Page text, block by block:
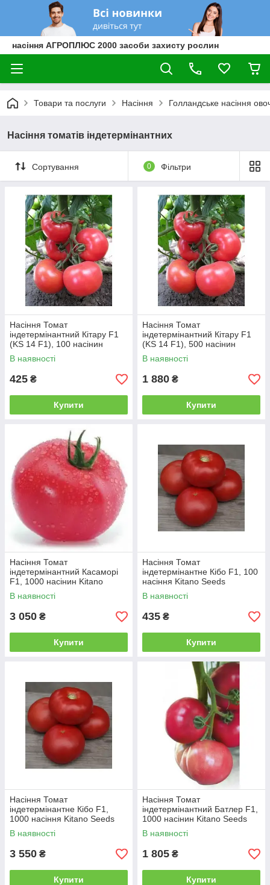
насіння АГРОПЛЮС 2000 засоби захисту рослин
Товари та послуги Насіння Голландське насіння
Насіння томатів індетермінантних
Сортування 0 Фільтри
Насіння Томат
індетермінантний Кітару F1
(KS 14 F1), 100 насінин
Kitano Seeds
В наявності
425 ₴
Купити
Насіння Томат
індетермінантний Кітару F1
(KS 14 F1), 500 насінин
Kitano Seeds
В наявності
1 880 ₴
Купити
Насіння Томат
індетермінантний Касаморі
F1, 1000 насінин Kitano
Seeds
В наявності
3 050 ₴
Купити
Насіння Томат
індетермінантне Кібо F1, 100
насіння Kitano Seeds
В наявності
435 ₴
Купити
Насіння Томат
індетермінантне Кібо F1,
1000 насіння Kitano Seeds
В наявності
3 550 ₴
Купити
Насіння Томат
індетермінантний Батлер F1,
1000 насінин Kitano Seeds
В наявності
1 805 ₴
Купити